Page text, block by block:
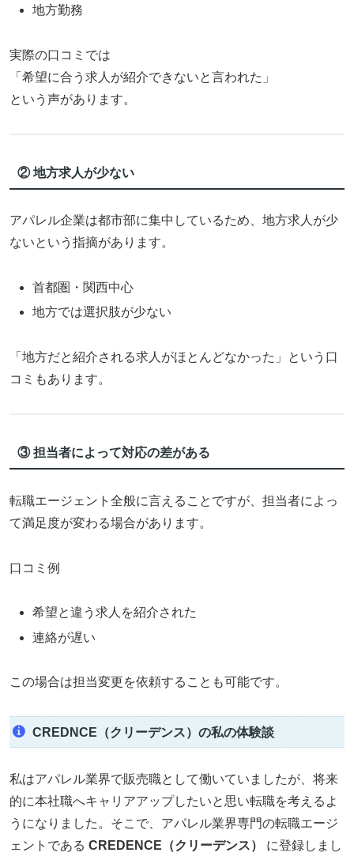
地方勤務
実際の口コミでは
「希望に合う求人が紹介できないと言われた」
という声があります。
② 地方求人が少ない
アパレル企業は都市部に集中しているため、地方求人が少
ないという指摘があります。
首都圏・関西中心
地方では選択肢が少ない
「地方だと紹介される求人がほとんどなかった」という口
コミもあります。
③ 担当者によって対応の差がある
転職エージェント全般に言えることですが、担当者によっ
て満足度が変わる場合があります。
口コミ例
希望と違う求人を紹介された
連絡が遅い
この場合は担当変更を依頼することも可能です。
CREDNCE（クリーデンス）の私の体験談
私はアパレル業界で販売職として働いていましたが、将来
的に本社職へキャリアアップしたいと思い転職を考えるよ
うになりました。そこで、アパレル業界専門の転職エージ
ェントである CREDENCE（クリーデンス）
に登録しまし